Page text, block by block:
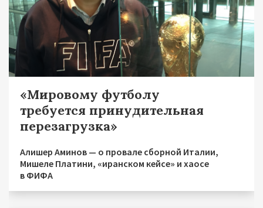
«Мировому футболу
требуется принудительная
перезагрузка»
Алишер Аминов — о провале сборной Италии,
Мишеле Платини, «иранском кейсе» и хаосе
в ФИФА